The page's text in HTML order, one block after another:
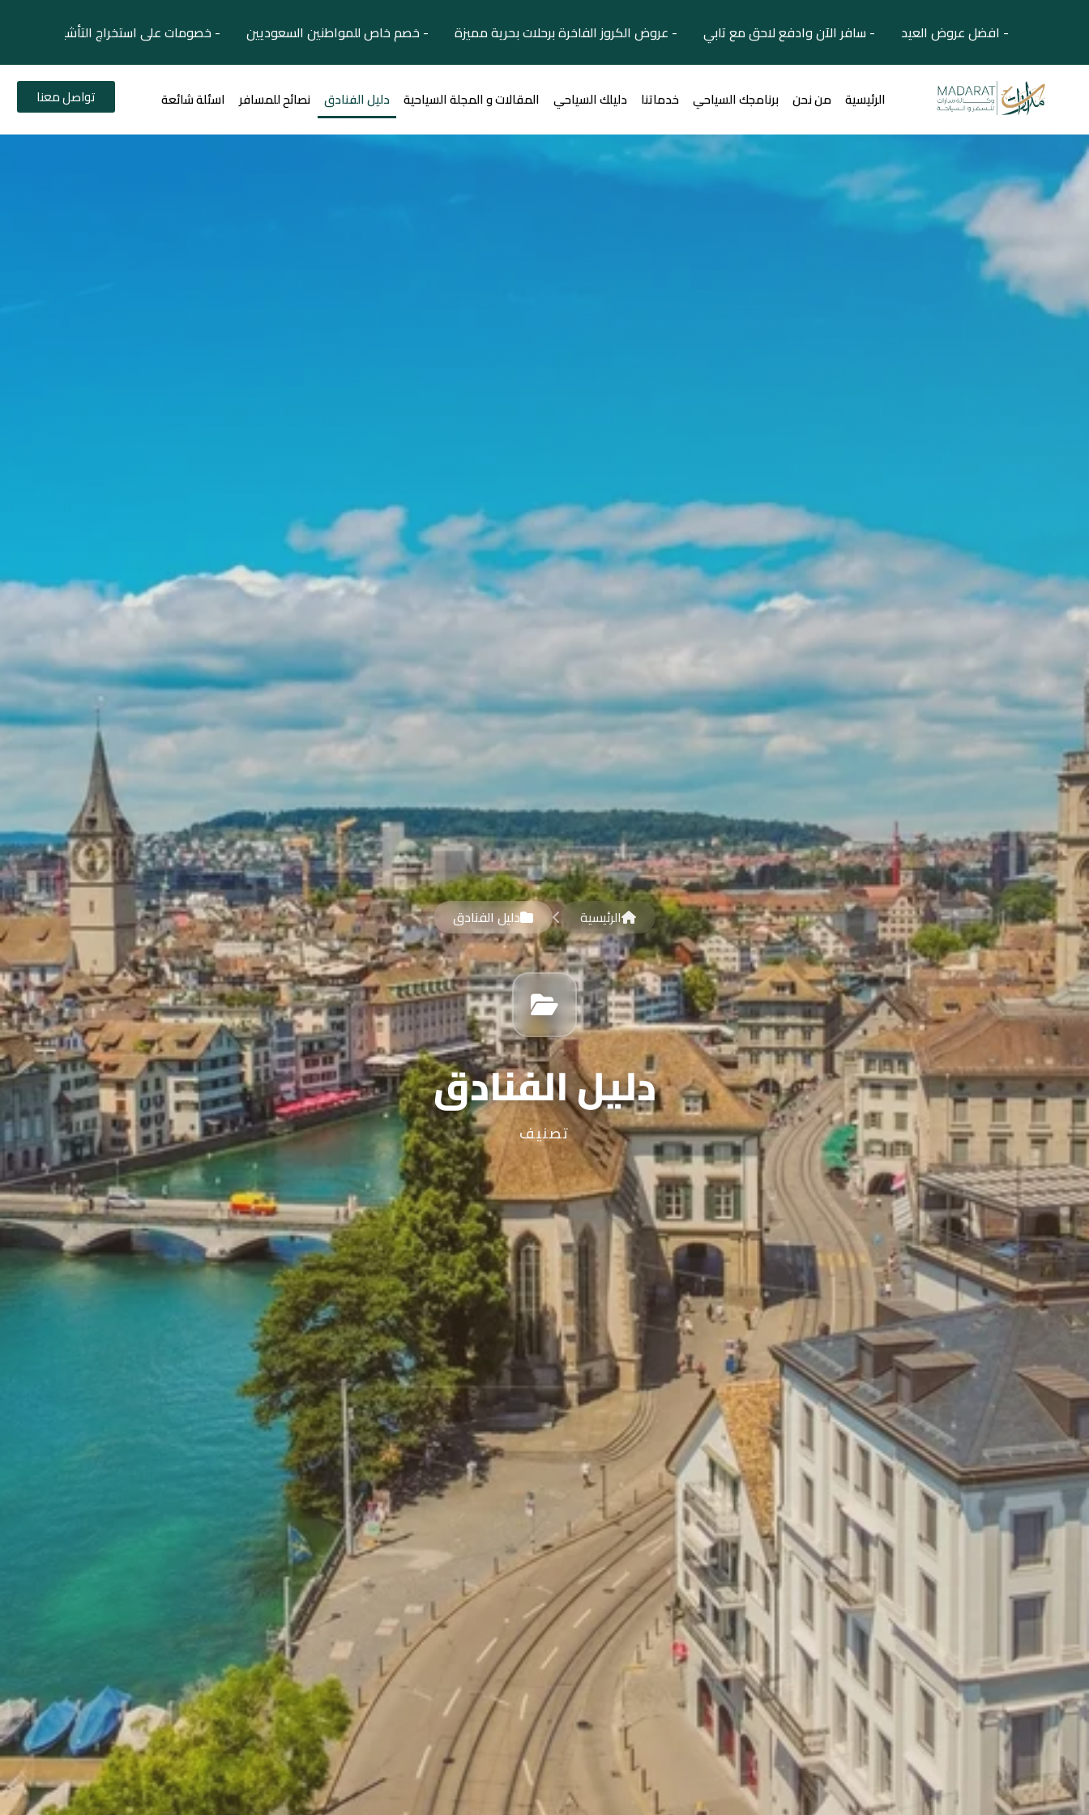
- افضل عروض العيد - سافر الآن وادفع لاحق مع تابي - عروض الكروز الفاخرة برحلات بحرية مميزة - خصم خاص للمواطنين السعوديين - خصومات على استخراج التأشيرات
الرئيسية من نحن برنامجك السياحي خدماتنا دليلك السياحي المقالات و المجلة السياحية دليل الفنادق نصائح للمسافر اسئلة شائعة تواصل معنا
الرئيسية دليل الفنادق
دليل الفنادق
تصنيف